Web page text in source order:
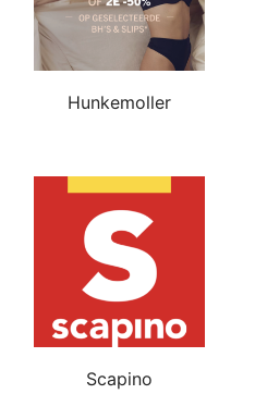
Hunkemoller
Scapino